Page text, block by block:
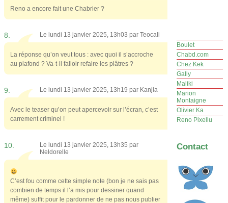
Reno a encore fait une Chabrier ?
8. Le lundi 13 janvier 2025, 13h03 par Teocali
La réponse qu’on veut tous : avec quoi il s’accroche
au plafond ? Va-t-il falloir refaire les plâtres ?
9. Le lundi 13 janvier 2025, 13h19 par Kanjia
Avec le teaser qu’on peut apercevoir sur l’écran, c’est
carrement criminel !
10.
Le lundi 13 janvier 2025, 13h35 par
Neldorelle
C’est fou comme cette simple note (bon je ne sais pas
combien de temps il l’a mis pour dessiner quand
même) suffit pour le pardonner de ne pas nous publier
Boulet
Chabd.com
Chez Kek
Gally
Maliki
Marion
Montaigne
Olivier Ka
Reno Pixellu
Contact